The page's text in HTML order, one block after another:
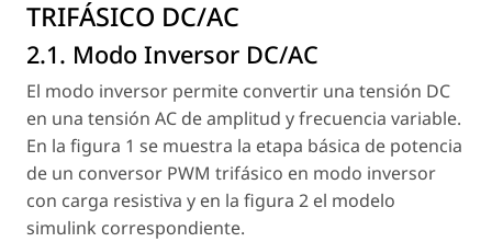
TRIFÁSICO DC/AC
2.1. Modo Inversor DC/AC
El modo inversor permite convertir una tensión DC
en una tensión AC de amplitud y frecuencia variable.
En la figura 1 se muestra la etapa básica de potencia
de un conversor PWM trifásico en modo inversor
con carga resistiva y en la figura 2 el modelo
simulink correspondiente.